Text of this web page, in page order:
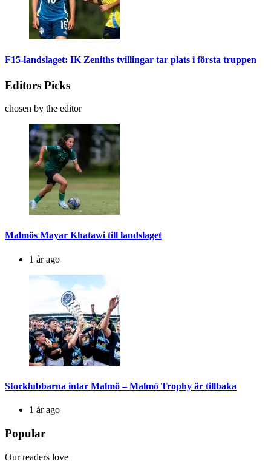
F15-landslaget: IK Zeniths tvillingar tar plats i första truppen
Editors Picks
chosen by the editor
Malmös Mayar Khatawi till landslaget
1 år ago
Storklubbarna intar Malmö – Malmö Trophy är tillbaka
1 år ago
Popular
Our readers love